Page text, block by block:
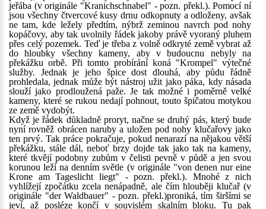
jeřába (v originále "Kranichschnabel" - pozn. překl.). Pomocí ní
jsou všechny čtvercové kusy drnu odkopnuty a odloženy, avšak
ne tam, kde ležely předtím, nýbrž zeminou navrch pod nohy
kopáčovy, aby tak uvolnily řádek jakoby právě vyoraný pluhem
přes celý pozemek. Teď je třeba z volně odkryté země vybrat až
do hloubky všechny kameny, aby v budoucnu nebyly na
překážku orbě. Při tomto probírání koná "Krompel" výtečné
služby. Jednak je jeho špice dost dlouhá, aby půdu řádně
prohledala, jednak může být nástroj užit jako páka, kdy násada
slouží jako prodloužená paže. Je tak možné i poměrně velké
kameny, které se rukou nedají pohnout, touto špičatou motykou
ze země vydobýt.
Když je řádek důkladně proryt, načne se druhý pás, který bude
nyní rovněž obrácen naruby a uložen pod nohy klučařovy jako
ten prvý. Tak práce pokračuje, pokud nenarazí na nějakou větší
překážku, stále dál, neboť brzy dojde tak jako tak na kameny,
které tkvějí podobny zubům v čelisti pevně v půdě a jen svou
korunou leží na denním světle (v originále "von denen nur eine
Krone am Tageslicht liegt" - pozn. překl.). Mnohé z nich
vyhlížejí zpočátku zcela nenápadně, ale čím hlouběji klučař (v
originále "der Waldbauer" - pozn. překl.)proniká, tím širšími se
jeví, až posléze končí v souvislém skalním bloku. Tu pak